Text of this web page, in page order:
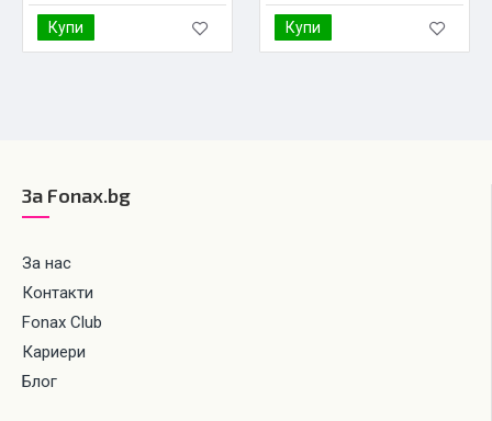
Купи Купи
За Fonax.bg
За нас
Контакти
Fonax Club
Кариери
Блог